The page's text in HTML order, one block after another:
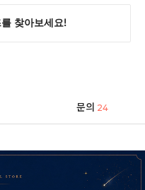
문의 24